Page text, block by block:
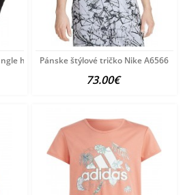
hoodie B3188
Pánske štýlové tričko Nike A6566
73.00€